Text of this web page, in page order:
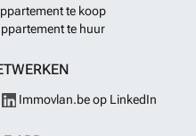
te koop
te huur
Immovlan.be op LinkedIn